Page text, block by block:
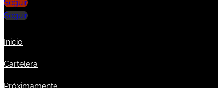
Seguir
Seguir
Inicio
Cartelera
Próximamente